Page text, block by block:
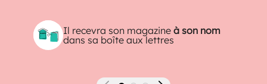
Il recevra son magazineà son nom
dans sa boîte aux lettres